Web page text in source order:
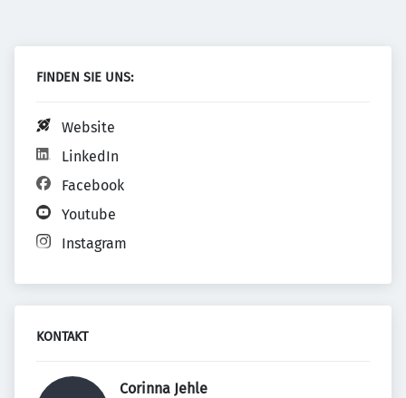
FINDEN SIE UNS:
Website
LinkedIn
Facebook
Youtube
Instagram
KONTAKT
Corinna Jehle